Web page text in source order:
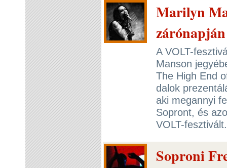
Marilyn
zárónapján
A VOLT-
Manson
The High End
dalok
aki megannyi
Sopront, és
VOLT-
Soproni